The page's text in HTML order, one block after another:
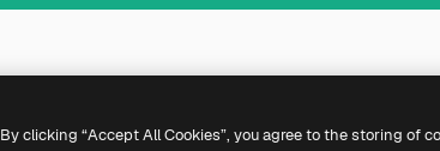
By clicking “Accept All Cookies”, you agree to the storing of